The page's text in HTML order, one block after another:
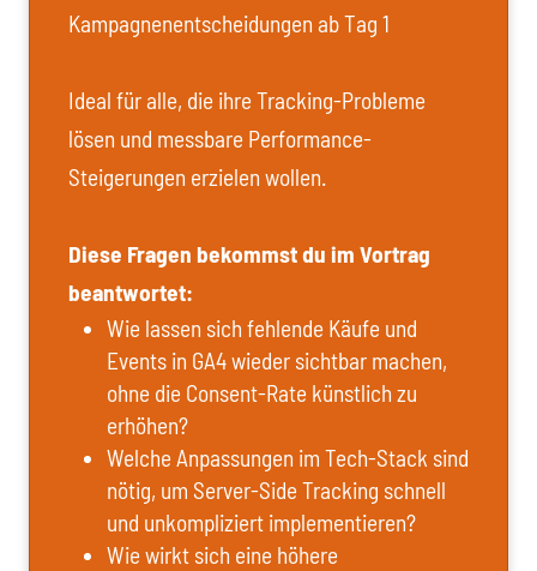
Kampagnenentscheidungen ab Tag 1
Ideal für alle, die ihre Tracking-Probleme
lösen und messbare Performance-
Steigerungen erzielen wollen.
Diese Fragen bekommst du im Vortrag
beantwortet:
Wie lassen sich fehlende Käufe und
Events in GA4 wieder sichtbar machen,
ohne die Consent-Rate künstlich zu
erhöhen?
Welche Anpassungen im Tech-Stack sind
nötig, um Server-Side Tracking schnell
und unkompliziert implementieren?
Wie wirkt sich eine höhere